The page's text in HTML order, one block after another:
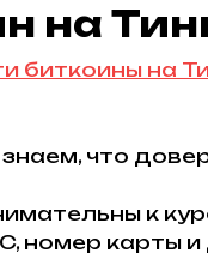
на
биткоины на
что
к
номер карты